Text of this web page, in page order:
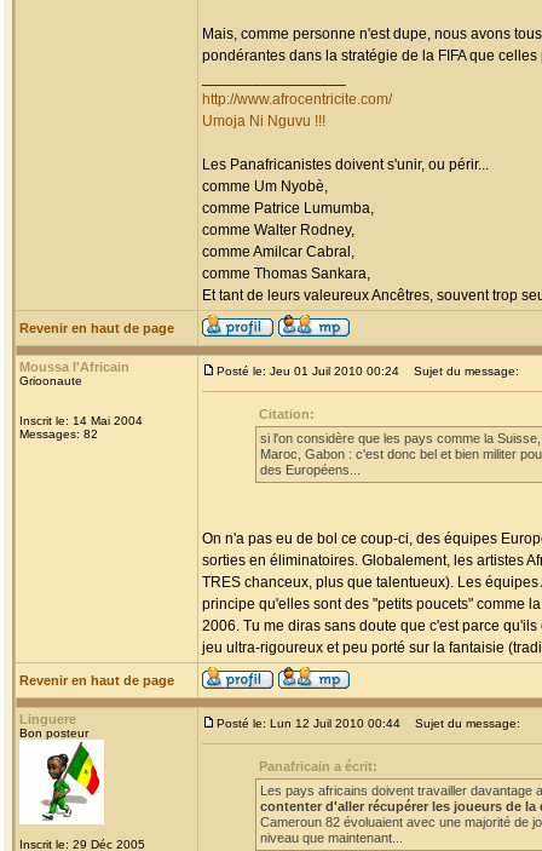
Mais, comme personne n'est dupe, nous avons
pondérantes dans la stratégie de la FIFA que
http://www.afrocentricite.com/
Umoja Ni Nguvu !!!
Les Panafricanistes doivent s'unir, ou périr...
comme Um Nyobè,
comme Patrice Lumumba,
comme Walter Rodney,
comme Amilcar Cabral,
comme Thomas Sankara,
Et tant de leurs valeureux Ancêtres, souvent trop
Revenir en haut de page
Moussa l'Africain
Grioonaute
Inscrit le: 14 Mai 2004
Messages: 82
Posté le: Jeu 01 Juil 2010 00:24 Sujet du message:
Citation:
si l'on considère que les pays comme la
Maroc, Gabon : c'est donc bel et bien militer
des Européens...
On n'a pas eu de bol ce coup-ci, des équipes
sorties en éliminatoires. Globalement, les artistes
TRES chanceux, plus que talentueux). Les
principe qu'elles sont des "petits poucets" comme
2006. Tu me diras sans doute que c'est parce
jeu ultra-rigoureux et peu porté sur la fantaisie
Revenir en haut de page
Linguere
Bon posteur
Inscrit le: 29 Déc 2005
Posté le: Lun 12 Juil 2010 00:44 Sujet du message:
Panafricain a écrit:
Les pays africains doivent travailler
contenter d'aller récupérer les joueurs de
Cameroun 82 évoluaient avec une majorité de
niveau que maintenant...